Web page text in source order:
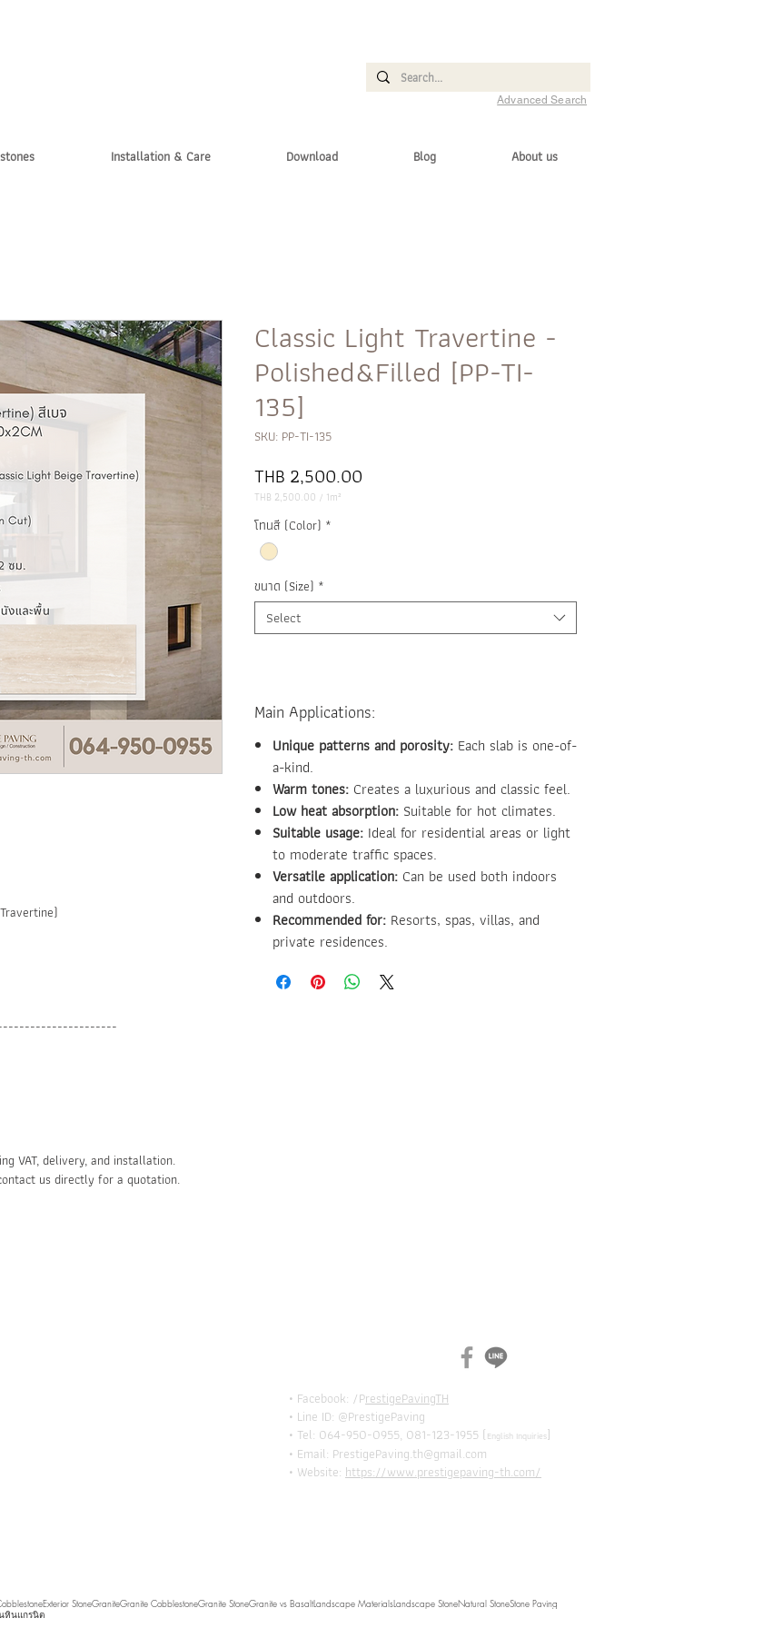
Advanced Search
Installation & Care Download Blog About us
VAT, delivery, and installation.
us directly for a quotation.
Classic Light Travertine -
Polished&Filled [PP-TI-
135]
SKU: PP-TI-135
THB 2,500.00
THB 2,500.00 / 1m²
per
1
Square
meter
โทนสี (Color) *
ขนาด (Size) *
Select
Main Applications:
Unique patterns and porosity: Each slab is one-of-
a-kind.
Warm tones: Creates a luxurious and classic feel.
Low heat absorption: Suitable for hot climates.
Suitable usage: Ideal for residential areas or light
to moderate traffic spaces.
Versatile application: Can be used both indoors
and outdoors.
Recommended for: Resorts, spas, villas, and
private residences.
• Facebook: /PrestigePavingTH
• Line ID: @PrestigePaving
• Tel: 064-950-0955, 081-123-1955 (English Inquiries]
• Email: PrestigePaving.th@gmail.com
• Website: https://www.prestigepaving-th.com/
Exterior StoneGraniteGranite CobblestoneGranite StoneGranite vs BasaltLandscape MaterialsLandscape StoneNatural StoneStone Paving
หินแกรนิต